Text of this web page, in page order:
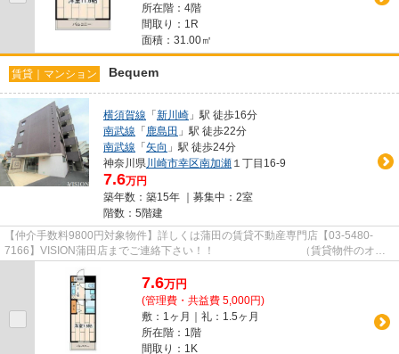
所在階：4階
間取り：1R
面積：31.00㎡
賃貸｜マンション Bequem
横須賀線 「新川崎 」駅 徒歩16分
南武線 「鹿島田 」駅 徒歩22分
南武線 「矢向 」駅 徒歩24分
神奈川県川崎市幸区南加瀬 １丁目16-9
7.6万円
築年数：築15年 ｜募集中： 2室
階数：5階建
【仲介手数料9800円対象物件】詳しくは蒲田の賃貸不動産専門店【03-5480-
7166】VISION蒲田店までご連絡下さい！！ （賃貸物件のオス
スメポイント）キャンペーン オート...
7.6万円
(管理費・共益費 5,000円)
敷：1ヶ月｜礼：1.5ヶ月
所在階：1階
間取り：1K